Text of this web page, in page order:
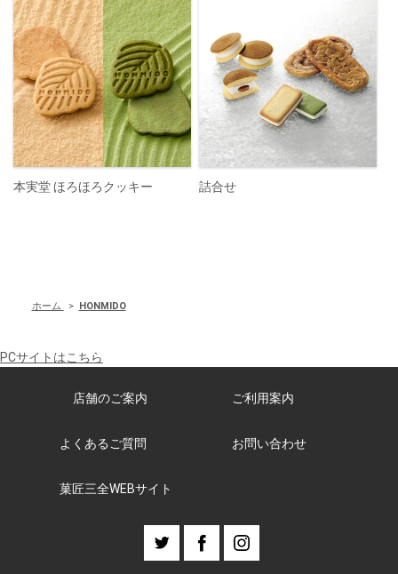
本実堂 ほろほろクッキー 詰合せ
ホーム > HONMIDO
PCサイトはこちら
店舗のご案内 ご利用案内
よくあるご質問 お問い合わせ
菓匠三全WEBサイト